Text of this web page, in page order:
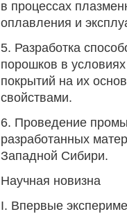
в процессах
оплавления и
5. Разработка
порошков в
покрытий на их
свойствами.
6. Проведение
разработанных
Западной Сибири.
Научная новизна
I. Впервые